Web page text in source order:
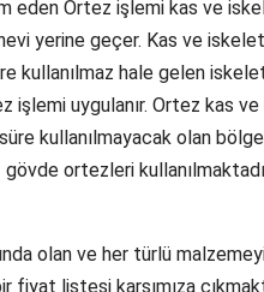
eden Ortez işlemi kas ve
yerine geçer. Kas ve
kullanılmaz hale gelen
işlemi uygulanır. Ortez kas
kullanılmayacak olan
ortezleri
olan ve her türlü
fiyat listesi karşımıza